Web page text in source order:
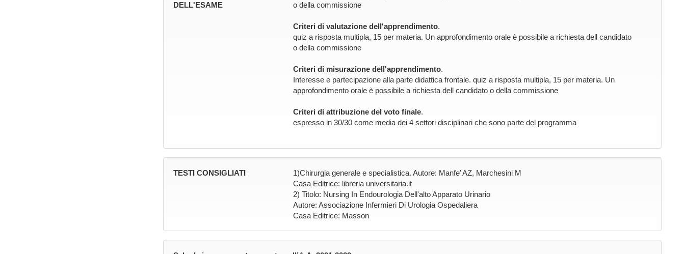
DELL'ESAME
o della commissione
Criteri di valutazione dell'apprendimento.
quiz a risposta multipla, 15 per materia. Un approfondimento orale è possibile a richiesta dell candidato
o della commissione
Criteri di misurazione dell'apprendimento.
Interesse e partecipazione alla parte didattica frontale. quiz a risposta multipla, 15 per materia. Un
approfondimento orale è possibile a richiesta dell candidato o della commissione
Criteri di attribuzione del voto finale.
espresso in 30/30 come media dei 4 settori disciplinari che sono parte del programma
TESTI CONSIGLIATI
1)Chirurgia generale e specialistica. Autore: Manfe’ AZ, Marchesini M
Casa Editrice: libreria universitaria.it
2) Titolo: Nursing In Endourologia Dell'alto Apparato Urinario
Autore: Associazione Infermieri Di Urologia Ospedaliera
Casa Editrice: Masson